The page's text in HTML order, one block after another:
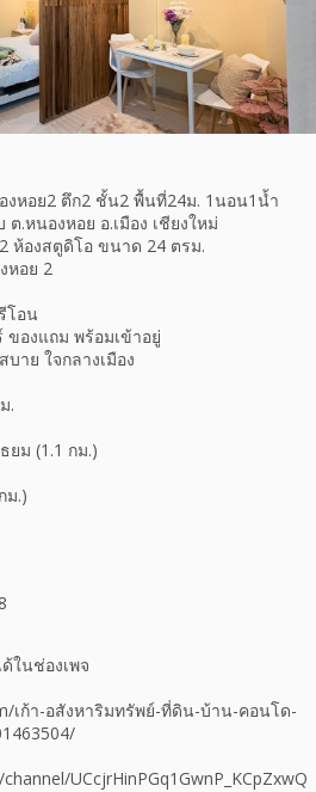
งหอย2 ตึก2 ชั้น2 พื้นที่24ม. 1นอน1น้ำ
.หนองหอย อ.เมือง เชียงใหม่
ห้องสตูดิโอ ขนาด 24 ตรม.
หอย 2
โอน
ของแถม พร้อมเข้าอยู่
าย ใจกลางเมือง
.
ยม (1.1 กม.)
ม.)
ในช่องเพจ
เก้า-อสังหาริมทรัพย์-ที่ดิน-บ้าน-คอนโด-
UCcjrHinPGq1GwnP_KCpZxwQ